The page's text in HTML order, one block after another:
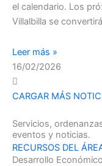
el calendario. Los
Villalbilla se
Leer más »
16/02/2026
CARGAR MÁS
Servicios,
eventos y noticias.
RECURSOS DEL
Desarrollo